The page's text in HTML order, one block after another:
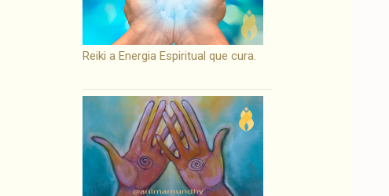
Reiki a Energia Espiritual que cura.